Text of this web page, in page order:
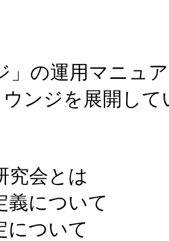
の運用マニュ
ンジを展開し
究会とは
義について
について